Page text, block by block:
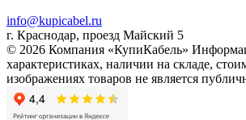
info@kupicabel.ru
г. Краснодар, проезд Майский 5
© 2026 Компания «КупиКабель»
характеристиках, наличии на складе,
изображениях товаров не является